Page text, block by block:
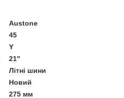
Austone
45
Y
21"
Літні шини
Новий
275 мм